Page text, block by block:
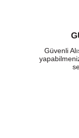
Güvenli